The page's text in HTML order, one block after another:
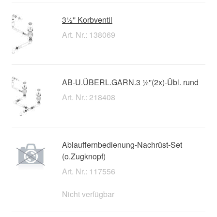
3½'' Korbventil
Art. Nr.: 138069
AB-U.ÜBERL.GARN.3 ½''(2x)-Übl. rund
Art. Nr.: 218408
Ablauffernbedienung-Nachrüst-Set
(o.Zugknopf)
Art. Nr.: 117556
Nicht verfügbar